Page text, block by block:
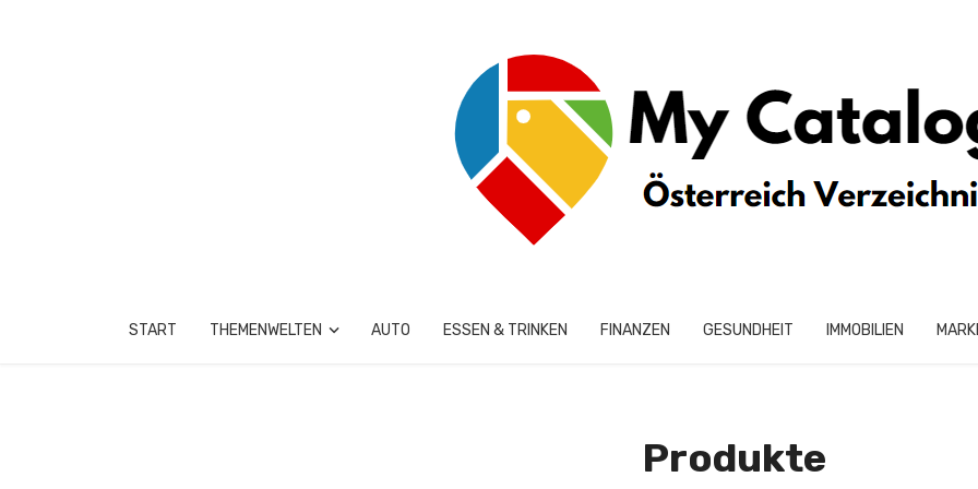
START THEMENWELTEN AUTO ESSEN & TRINKEN FINANZEN GESUNDHEIT IMMOBILIEN
Produkte